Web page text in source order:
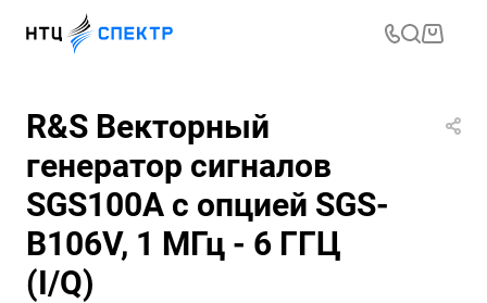
R&S Векторный
генератор сигналов
SGS100A с опцией SGS-
B106V, 1 МГц - 6 ГГЦ
(I/Q)